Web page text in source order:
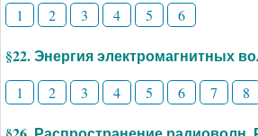
1 2 3 4 5 6
§22. Энергия электромагнитных
1 2 3 4 5 6 7 8